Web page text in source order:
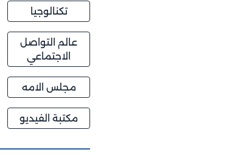
تكنالوجيا
عالم التواصل
الاجتماعي
مجلس الامه
مكتبة الفيديو